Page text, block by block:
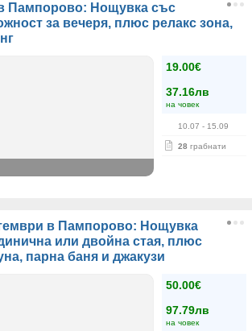
Пампорово: Нощувка със
за вечеря, плюс релакс зона,
19.00€
37.16лв
на човек
10.07 - 15.09
28 грабнати
в Пампорово: Нощувка
или двойна стая, плюс
парна баня и джакузи
50.00€
97.79лв
на човек